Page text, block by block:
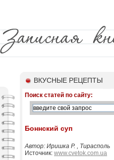
ВКУСНЫЕ РЕЦЕПТЫ
Поиск статей по сайту:
Боннский суп
Автор: Иришка Р. , Тирасполь
Источник: www.cvetok.com.ua